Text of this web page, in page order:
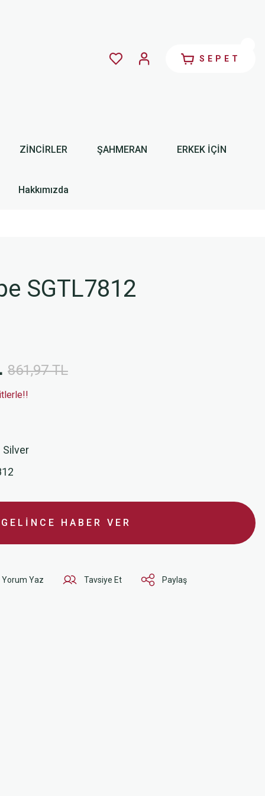
SEPET
ZİNCİRLER ŞAHMERAN ERKEK İÇİN
Hakkımızda
SGTL7812
861,97 TL
Silver
GELİNCE HABER VER
Yorum Yaz Tavsiye Et Paylaş